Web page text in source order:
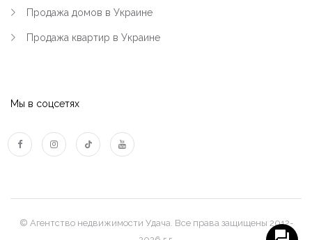
Продажа домов в Украине
Продажа квартир в Украине
Мы в соцсетях
© Агентство недвижимости Удача. Все права защищены 2012-